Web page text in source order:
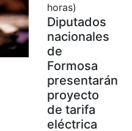
horas)
Diputados
nacionales
de
Formosa
presentarán
proyecto
de tarifa
eléctrica